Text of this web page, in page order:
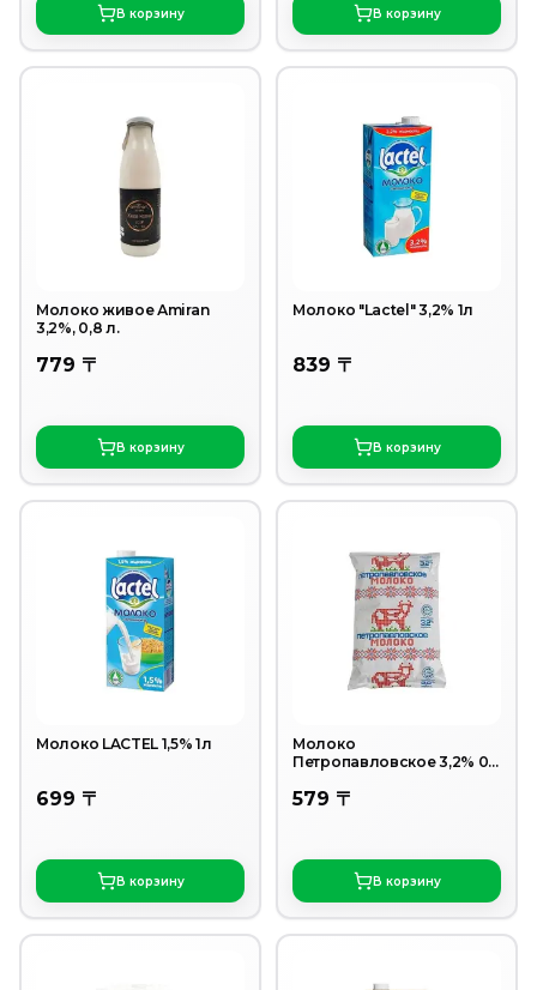
В корзину В корзину
Молоко живое Аmiran
3,2%, 0,8 л.
779 〒
В корзину
Молоко "Lactel" 3,2% 1л
839 〒
В корзину
Молоко LACTEL 1,5% 1л
699 〒
В корзину
Молоко
Петропавловское 3,2% 0,9
579 〒
В корзину